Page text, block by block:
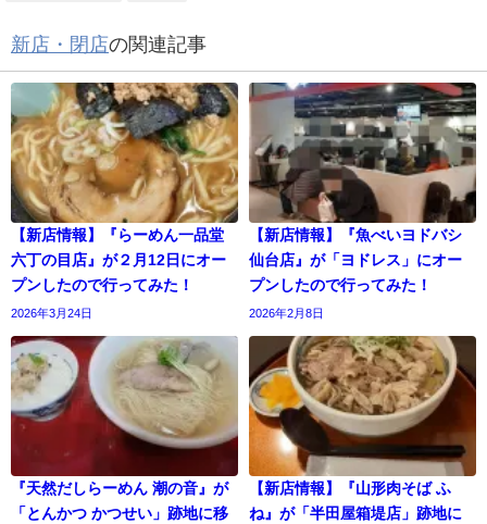
新店・閉店の関連記事
【新店情報】『らーめん一品堂
六丁の目店』が２月12日にオー
プンしたので行ってみた！
2026年3月24日
【新店情報】『魚べいヨドバシ
仙台店』が「ヨドレス」にオー
プンしたので行ってみた！
2026年2月8日
『天然だしらーめん 潮の音』が
「とんかつ かつせい」跡地に移
【新店情報】『山形肉そば ふ
ね』が「半田屋箱堤店」跡地に